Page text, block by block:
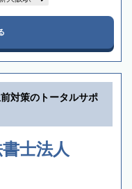
対策のトータルサポ
士法人